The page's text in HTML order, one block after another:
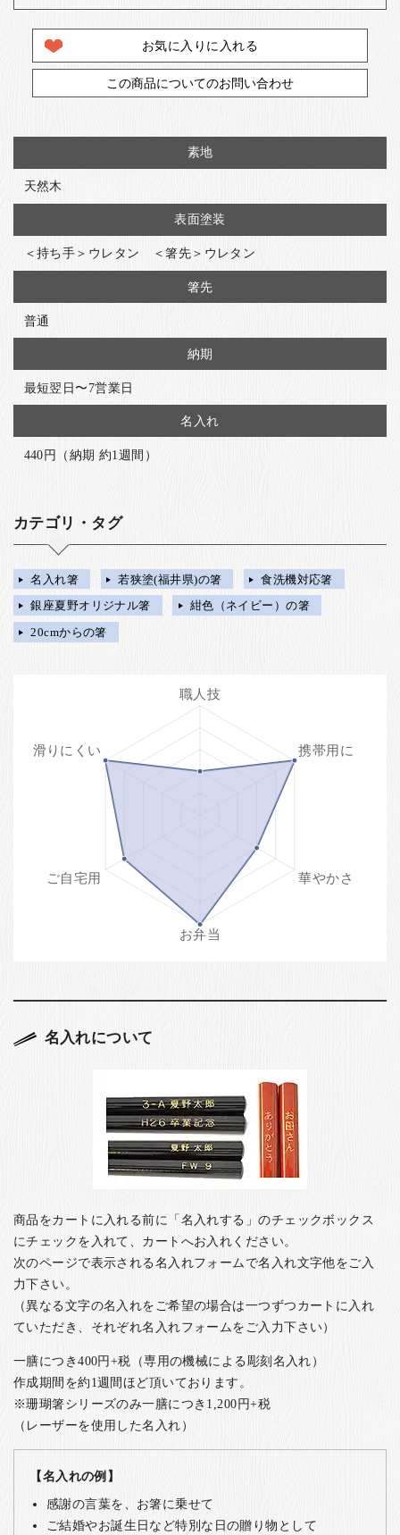
お気に入りに入れる
この商品についてのお問い合わせ
素地
天然木
表面塗装
＜持ち手＞ウレタン ＜箸先＞ウレタン
箸先
普通
納期
最短翌日〜7営業日
名入れ
440円（納期 約1週間）
カテゴリ・タグ
名入れ箸 若狭塗(福井県)の箸
食洗機対応箸
銀座夏野オリジナル箸
紺色（ネイビー）の箸
20cmからの箸
名入れについて
商品をカートに入れる前に「名入れする」のチェックボックス
にチェックを入れて、カートへお入れください。
次のページで表示される名入れフォームで名入れ文字他をご入
力下さい。
（異なる文字の名入れをご希望の場合は一つずつカートに入れ
ていただき、それぞれ名入れフォームをご入力下さい）
一膳につき400円+税（専用の機械による彫刻名入れ）
作成期間を約1週間ほど頂いております。
※珊瑚箸シリーズのみ一膳につき1,200円+税
（レーザーを使用した名入れ）
【名入れの例】
感謝の言葉を、お箸に乗せて
ご結婚やお誕生日など特別な日の贈り物として